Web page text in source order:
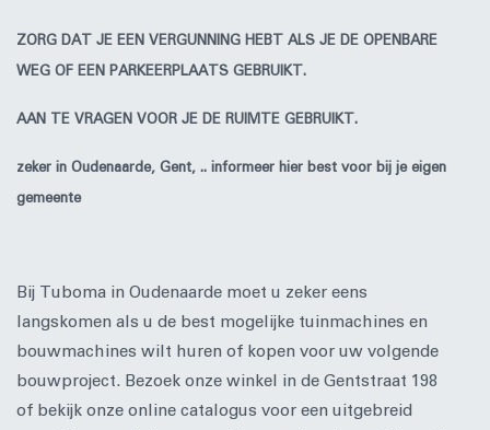
ZORG DAT JE EEN VERGUNNING HEBT ALS JE DE OPENBARE
WEG OF EEN PARKEERPLAATS GEBRUIKT.
AAN TE VRAGEN VOOR JE DE RUIMTE GEBRUIKT.
zeker in Oudenaarde, Gent, .. informeer hier best voor bij je eigen
gemeente
Bij Tuboma in Oudenaarde moet u zeker eens
langskomen als u de best mogelijke tuinmachines en
bouwmachines wilt huren of kopen voor uw volgende
bouwproject. Bezoek onze winkel in de Gentstraat 198
of bekijk onze online catalogus voor een uitgebreid